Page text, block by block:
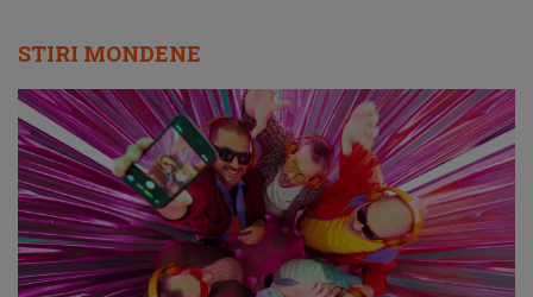
STIRI MONDENE